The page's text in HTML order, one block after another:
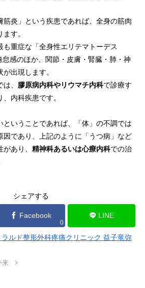
筋炎」という疾患であれば、全身の筋肉
す。
も重症な「全身性エリテマトーデス
怠感のほか、関節・皮膚・腎臓・肺・神
出現します。
、 膠原病内科やリウマチ内科で診療す
内科疾患です。
ということであれば、「体」の不調では
因であり、上記のように「うつ病」など
あり、 精神科あるいは心療内科での治
シェアする
Facebook
0
LINE
ラルド整形外科疼痛クリニック 益子竜弥
来